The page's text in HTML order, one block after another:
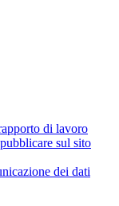
di lavoro
sul sito
dei dati